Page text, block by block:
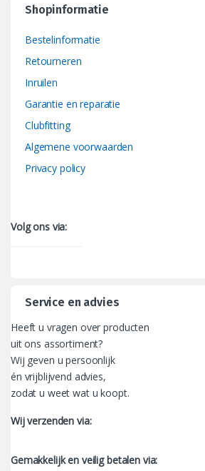
Shopinformatie
Bestelinformatie
Retourneren
Inruilen
Garantie en reparatie
Clubfitting
Algemene voorwaarden
Privacy policy
Volg ons via:
Service en advies
Heeft u vragen over producten
uit ons assortiment?
Wij geven u persoonlijk
én vrijblijvend advies,
zodat u weet wat u koopt.
Wij verzenden via:
Gemakkelijk en veilig betalen via: